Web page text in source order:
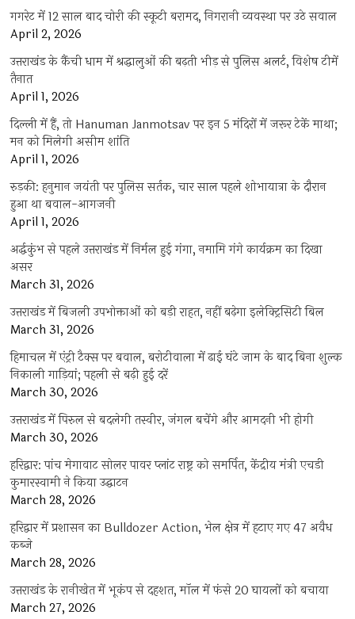
गगरेट में 12 साल बाद चोरी की स्कूटी बरामद, निगरानी व्यवस्था पर उठे सवाल
April 2, 2026
उत्तराखंड के कैंची धाम में श्रद्धालुओं की बढ़ती भीड़ से पुलिस अलर्ट, विशेष टीमें
तैनात
April 1, 2026
दिल्ली में हैं, तो Hanuman Janmotsav पर इन 5 मंदिरों में जरूर टेकें माथा;
मन को मिलेगी असीम शांति
April 1, 2026
रुड़की: हनुमान जयंती पर पुलिस सर्तक, चार साल पहले शोभायात्रा के दौरान
हुआ था बवाल-आगजनी
April 1, 2026
अर्द्धकुंभ से पहले उत्तराखंड में निर्मल हुई गंगा, नमामि गंगे कार्यक्रम का दिखा
असर
March 31, 2026
उत्तराखंड में बिजली उपभोक्ताओं को बड़ी राहत, नहीं बढ़ेगा इलेक्ट्रिसिटी बिल
March 31, 2026
हिमाचल में एंट्री टैक्स पर बवाल, बरोटीवाला में ढाई घंटे जाम के बाद बिना शुल्क
निकाली गाड़ियां; पहली से बढ़ी हुई दरें
March 30, 2026
उत्तराखंड में पिरुल से बदलेगी तस्वीर, जंगल बचेंगे और आमदनी भी होगी
March 30, 2026
हरिद्वार: पांच मेगावाट सोलर पावर प्लांट राष्ट्र को समर्पित, केंद्रीय मंत्री एचडी
कुमारस्वामी ने किया उद्घाटन
March 28, 2026
हरिद्वार में प्रशासन का Bulldozer Action, भेल क्षेत्र में हटाए गए 47 अवैध
कब्जे
March 28, 2026
उत्तराखंड के रानीखेत में भूकंप से दहशत, मॉल में फंसे 20 घायलों को बचाया
March 27, 2026